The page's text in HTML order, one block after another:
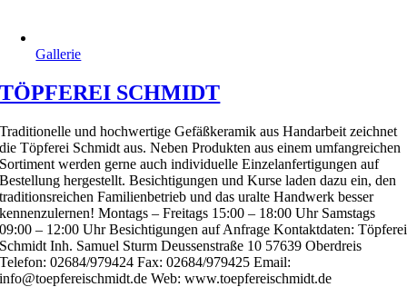
Gallerie
TÖPFEREI SCHMIDT
Traditionelle und hochwertige Gefäßkeramik aus Handarbeit zeichnet
die Töpferei Schmidt aus. Neben Produkten aus einem umfangreichen
Sortiment werden gerne auch individuelle Einzelanfertigungen auf
Bestellung hergestellt. Besichtigungen und Kurse laden dazu ein, den
traditionsreichen Familienbetrieb und das uralte Handwerk besser
kennenzulernen! Montags – Freitags 15:00 – 18:00 Uhr Samstags
09:00 – 12:00 Uhr Besichtigungen auf Anfrage Kontaktdaten: Töpferei
Schmidt Inh. Samuel Sturm Deussenstraße 10 57639 Oberdreis
Telefon: 02684/979424 Fax: 02684/979425 Email:
info@toepfereischmidt.de Web: www.toepfereischmidt.de